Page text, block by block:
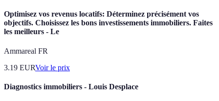
Optimisez vos revenus locatifs: Déterminez précisément vos
objectifs. Choisissez les bons investissements immobiliers. Faites
les meilleurs - Le
Ammareal FR
3.19 EURVoir le prix
Diagnostics immobiliers - Louis Desplace